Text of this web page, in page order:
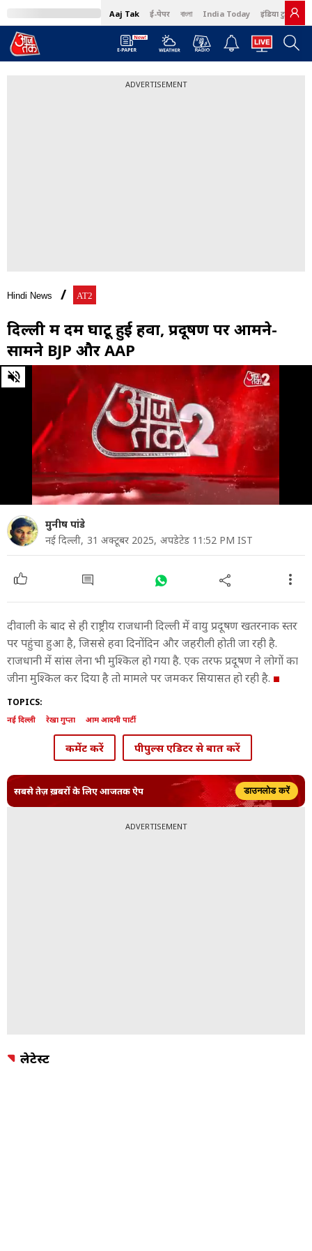
Aaj Tak ई-पेपर বাংলা India Today इंडिया टुडे हिंदी
ADVERTISEMENT
Hindi News AT2
दिल्ली में दम घोंटू हुई हवा, प्रदूषण पर आमने-
सामने BJP और AAP
0
of
मुनीष पांडे
नई दिल्ली, 31 अक्टूबर 2025, अपडेटेड 11:52 PM IST
दीवाली के बाद से ही राष्ट्रीय राजधानी दिल्ली में वायु प्रदूषण खतरनाक स्तर
पर पहुंचा हुआ है, जिससे हवा दिनोंदिन और जहरीली होती जा रही है.
राजधानी में सांस लेना भी मुश्किल हो गया है. एक तरफ प्रदूषण ने लोगों का
जीना मुश्किल कर दिया है तो मामले पर जमकर सियासत हो रही है.
TOPICS:
नई दिल्ली रेखा गुप्ता आम आदमी पार्टी
कमेंट करें पीपुल्स एडिटर से बात करें
सबसे तेज़ ख़बरों के लिए आजतक ऐप डाउनलोड करें
ADVERTISEMENT
लेटेस्ट